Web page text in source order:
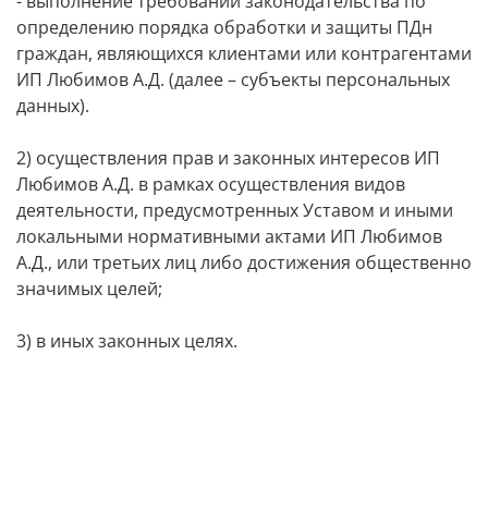
определению порядка обработки и защиты ПДн
граждан, являющихся клиентами или контрагентами
ИП Любимов А.Д. (далее – субъекты персональных
данных).
2) осуществления прав и законных интересов ИП
Любимов А.Д. в рамках осуществления видов
деятельности, предусмотренных Уставом и иными
локальными нормативными актами ИП Любимов
А.Д., или третьих лиц либо достижения общественно
значимых целей;
3) в иных законных целях.